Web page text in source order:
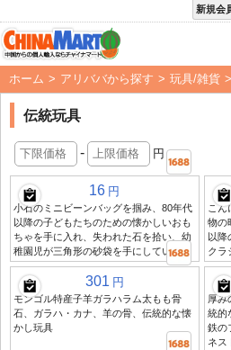
新規会
ホーム > アリババから探す > 玩具/雑貨 >
伝統玩具
- 円
16 円
小石のミニビーンバッグを掴み、80年代
以降の子どもたちのための懐かしいおも
ちゃを手に入れ、失われた石を拾い、幼
稚園児が三角形の砂袋を手にしている
こん
物の
以降
クラ
301 円
モンゴル特産子羊ガラハラム太もも骨
石、ガラハ・カナ、羊の骨、伝統的な懐
かし玩具
厚み
統的
鉄の
ネス